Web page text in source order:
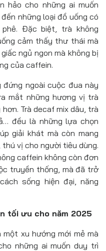
hảo cho những ai muốn
những loại đồ uống có
Đặc biệt, trà không
cảm thấy thư thái mà
ngủ ngon mà không bị
của caffein.
ngoài cuộc đua này
mắt những hương vị trà
Trà decaf mix dâu, trà
đều là những lựa chọn
giải khát mà còn mang
vị cho người tiêu dùng.
caffein không còn đơn
truyền thống, mà đã trở
sống hiện đại, năng
tối ưu cho năm 2025
xu hướng mới mẻ mà
những ai muốn duy trì